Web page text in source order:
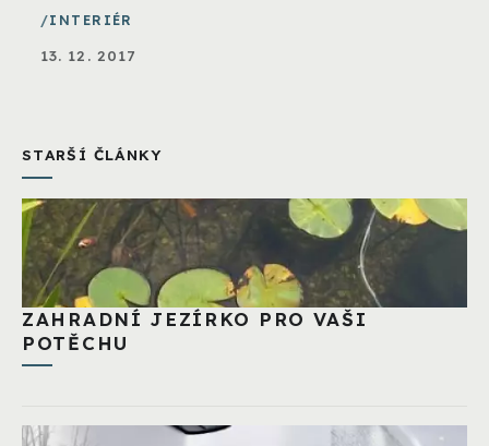
INTERIÉR
13. 12. 2017
STARŠÍ ČLÁNKY
ZAHRADNÍ JEZÍRKO PRO VAŠI
POTĚCHU